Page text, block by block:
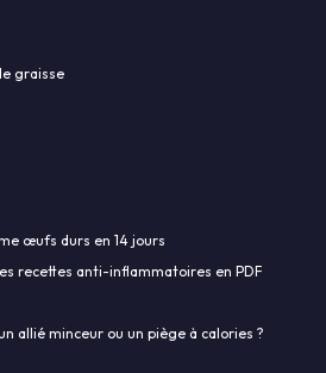
graisse
œufs durs en 14 jours
recettes anti-inflammatoires en PDF
allié minceur ou un piège à calories ?